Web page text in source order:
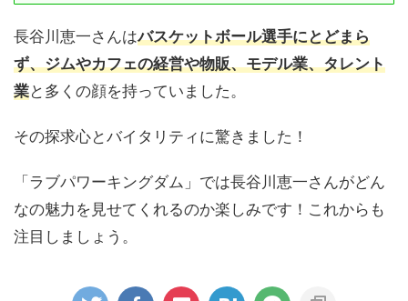
長谷川恵一さんはバスケットボール選手にとどまら
ず、ジムやカフェの経営や物販、モデル業、タレント
業と多くの顔を持っていました。
その探求心とバイタリティに驚きました！
「ラブパワーキングダム」では長谷川恵一さんがどん
なの魅力を見せてくれるのか楽しみです！これからも
注目しましょう。